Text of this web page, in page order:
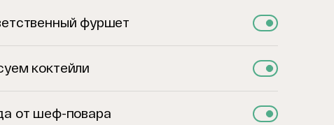
фуршет
коктейли
от шеф-повара